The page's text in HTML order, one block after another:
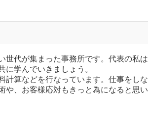
世代が集まった事務所です。代表の私
学んでいきましょう。
計算などを行なっています。仕事をし
、お客様応対もきっと為になると思い